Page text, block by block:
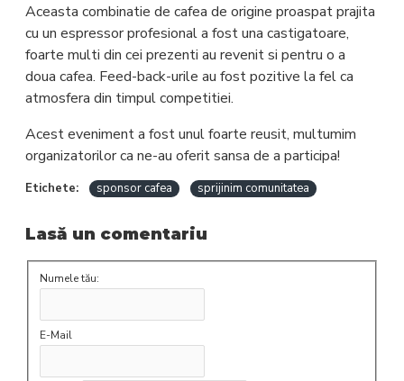
Aceasta combinatie de cafea de origine proaspat prajita
cu un espressor profesional a fost una castigatoare,
foarte multi din cei prezenti au revenit si pentru o a
doua cafea. Feed-back-urile au fost pozitive la fel ca
atmosfera din timpul competitiei.
Acest eveniment a fost unul foarte reusit, multumim
organizatorilor ca ne-au oferit sansa de a participa!
Etichete: sponsor cafea sprijinim comunitatea
Lasă un comentariu
Numele tău:
E-Mail